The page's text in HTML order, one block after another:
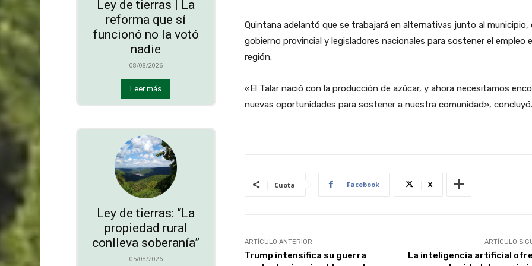
Ley de tierras | La
reforma que sí
funcionó no la votó
nadie
08/08/2026
Leer más
Ley de tierras: “La
propiedad rural
conlleva soberanía”
05/08/2026
Quintana adelantó que se trabajará en alternativas junto al municipio,
gobierno provincial y legisladores nacionales para sostener el empleo
región.
«El Talar nació con la producción de azúcar, y ahora necesitamos
nuevas oportunidades para sostener a nuestra comunidad», concluyó.
Cuota Facebook X
ARTÍCULO ANTERIOR
Trump intensifica su guerra
ARTÍCULO
La inteligencia artificial